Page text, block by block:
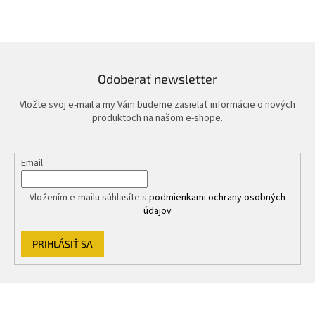
Odoberať newsletter
Vložte svoj e-mail a my Vám budeme zasielať informácie o nových
produktoch na našom e-shope.
Email
Vložením e-mailu súhlasíte s podmienkami ochrany osobných
údajov
PRIHLÁSIŤ SA